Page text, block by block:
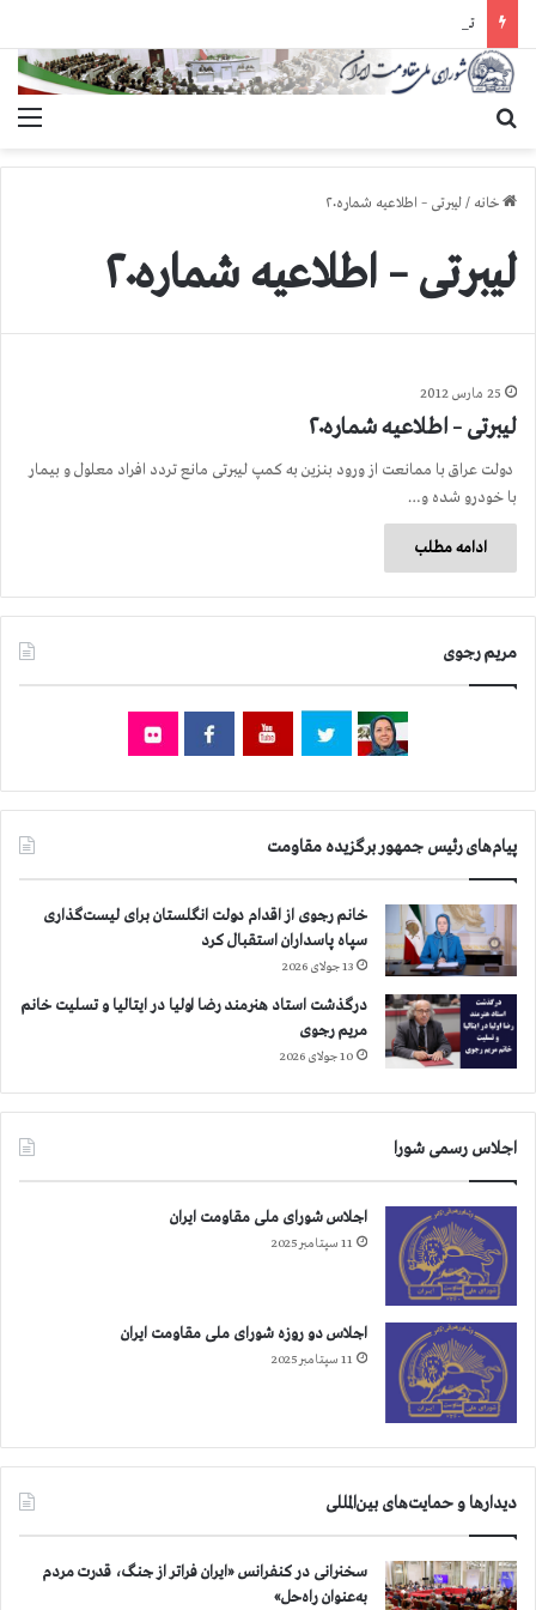
تبريك ۳۰ تير در صد و بيستمين سال انقلاب مشروطه عليه سلطنت مطلقه
خانه /لیبرتی – اطلاعیه شماره۲۰
لیبرتی – اطلاعیه شماره۲۰
25 مارس 2012
لیبرتی – اطلاعیه شماره۲۰
دولت عراق با ممانعت از ورود بنزین به کمپ لیبرتی مانع تردد افراد معلول و بیمار
با خودرو شده و…
ادامه مطلب
مریم رجوی
پیام‌های رئیس جمهور برگزیده مقاومت
خانم رجوی از اقدام دولت انگلستان برای لیست‌گذاری
سپاه پاسداران استقبال کرد
13 جولای 2026
درگذشت استاد هنرمند رضا اولیا در ایتالیا و تسلیت خانم
مریم رجوی
10 جولای 2026
اجلاس رسمی شورا
اجلاس شورای ملی مقاومت ایران
11 سپتامبر 2025
اجلاس دو روزه شورای ملی مقاومت ایران
11 سپتامبر 2025
دیدارها و حمایت‌های بین‌المللی
سخنرانی در کنفرانس «ایران فراتر از جنگ، قدرت مردم
به‌عنوان راه‌حل»